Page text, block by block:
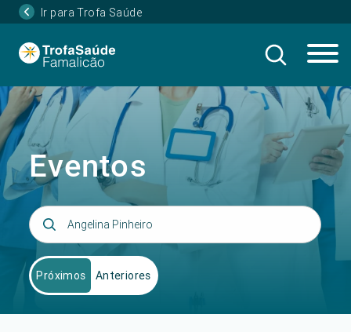
Ir para Trofa Saúde
Eventos
Próximos Anteriores